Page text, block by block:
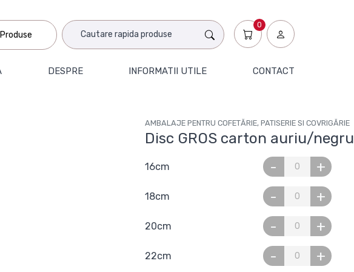
Produse
0
DESPRE INFORMATII UTILE CONTACT
AMBALAJE PENTRU COFETĂRIE, PATISERIE SI COVRIGĂRIE
Disc GROS carton auriu/negru
16cm - +
18cm - +
20cm - +
22cm - +